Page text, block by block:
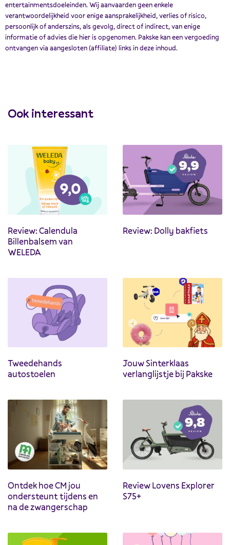
entertainmentsdoeleinden. Wij aanvaarden geen enkele
verantwoordelijkheid voor enige aansprakelijkheid, verlies of risico,
persoonlijk of anderszins, als gevolg, direct of indirect, van enige
informatie of advies die hier is opgenomen. Pakske kan een vergoeding
ontvangen via aangesloten (affiliate) links in deze inhoud.
Ook interessant
Review: Calendula
Billenbalsem van
WELEDA
Review: Dolly bakfiets
Tweedehands
autostoelen
Jouw Sinterklaas
verlanglijstje bij Pakske
Ontdek hoe CM jou
ondersteunt tijdens en
na de zwangerschap
Review Lovens Explorer
S75+